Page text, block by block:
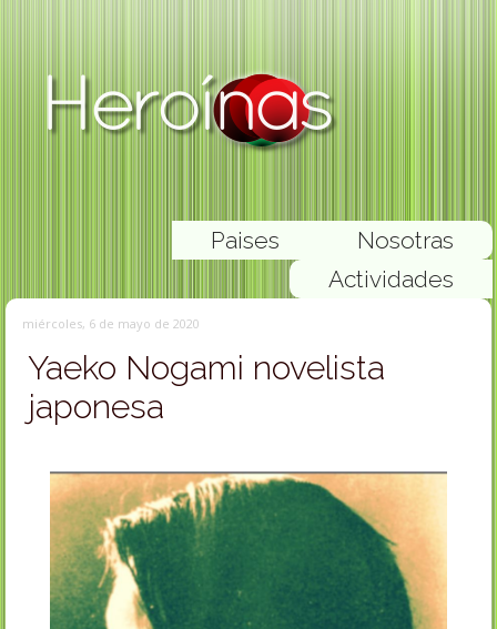
Nosotras
Paises
Actividades
miércoles, 6 de mayo de 2020
Yaeko Nogami novelista
japonesa